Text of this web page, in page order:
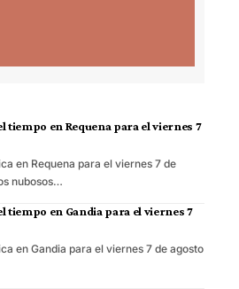
tiempo en Requena para el viernes 7
en Requena para el viernes 7 de
nubosos…
tiempo en Gandia para el viernes 7
en Gandia para el viernes 7 de agosto